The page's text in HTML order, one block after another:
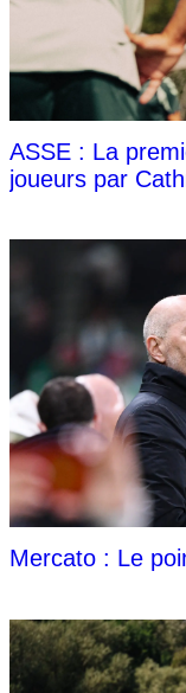
ASSE : La
joueurs par
Mercato : Le